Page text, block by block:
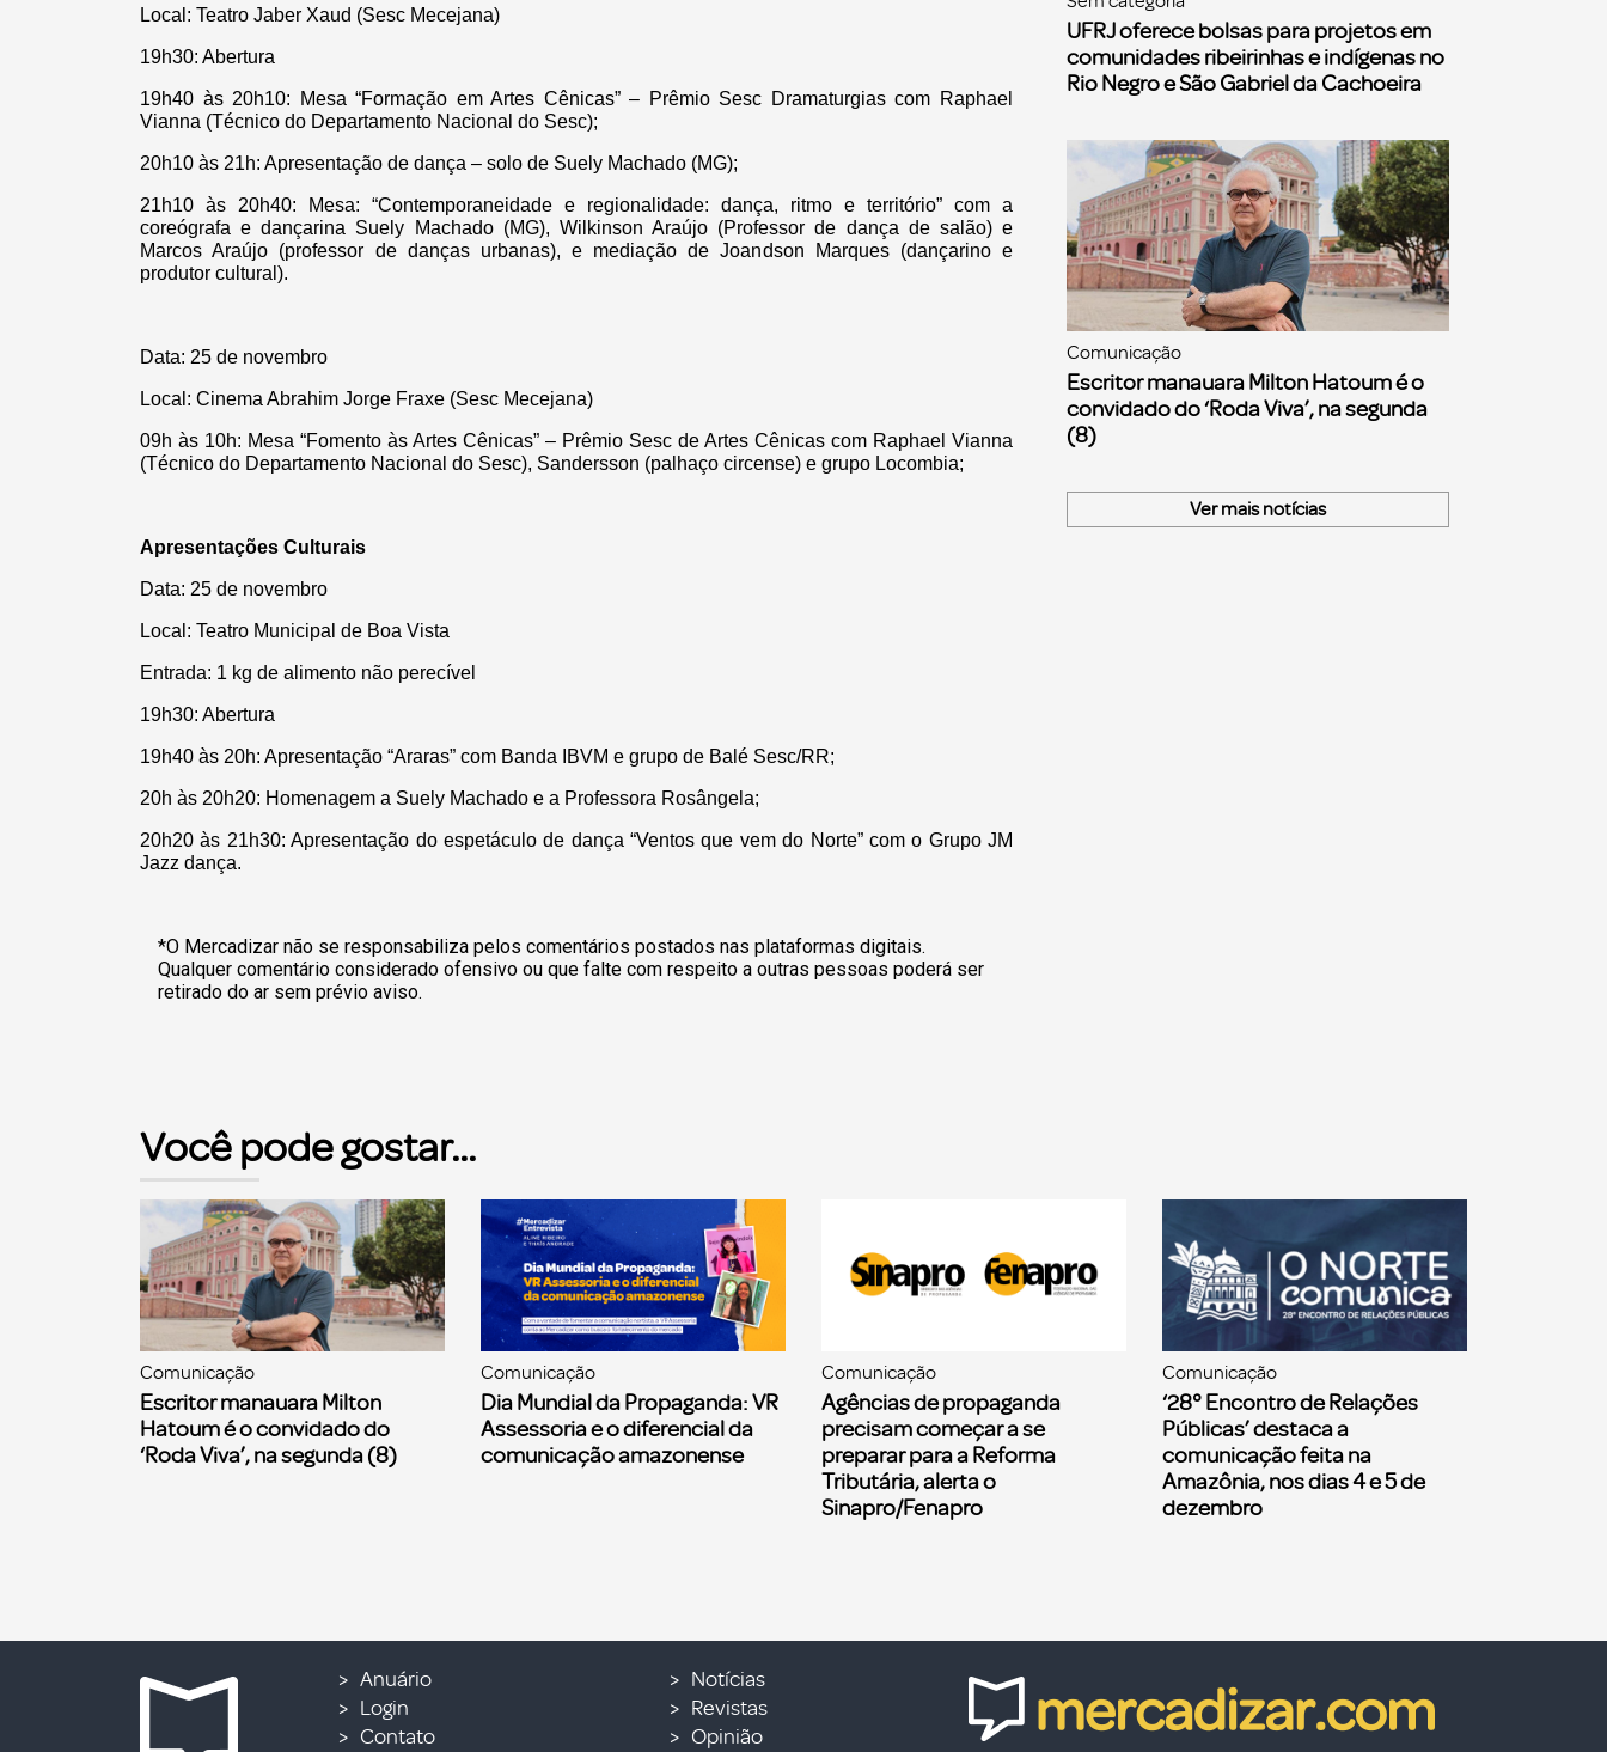
Local: Teatro Jaber Xaud (Sesc Mecejana)
19h30: Abertura
19h40 às 20h10: Mesa “Formação em Artes Cênicas” – Prêmio Sesc Dramaturgias com Raphael
Vianna (Técnico do Departamento Nacional do Sesc);
20h10 às 21h: Apresentação de dança – solo de Suely Machado (MG);
21h10 às 20h40: Mesa: “Contemporaneidade e regionalidade: dança, ritmo e território” com a
coreógrafa e dançarina Suely Machado (MG), Wilkinson Araújo (Professor de dança de salão) e
Marcos Araújo (professor de danças urbanas), e mediação de Joandson Marques (dançarino e
produtor cultural).
Data: 25 de novembro
Local: Cinema Abrahim Jorge Fraxe (Sesc Mecejana)
09h às 10h: Mesa “Fomento às Artes Cênicas” – Prêmio Sesc de Artes Cênicas com Raphael Vianna
(Técnico do Departamento Nacional do Sesc), Sandersson (palhaço circense) e grupo Locombia;
Apresentações Culturais
Data: 25 de novembro
Local: Teatro Municipal de Boa Vista
Entrada: 1 kg de alimento não perecível
19h30: Abertura
19h40 às 20h: Apresentação “Araras” com Banda IBVM e grupo de Balé Sesc/RR;
20h às 20h20: Homenagem a Suely Machado e a Professora Rosângela;
20h20 às 21h30: Apresentação do espetáculo de dança “Ventos que vem do Norte” com o Grupo JM
Jazz dança.
*O Mercadizar não se responsabiliza pelos comentários postados nas plataformas digitais.
Qualquer comentário considerado ofensivo ou que falte com respeito a outras pessoas poderá ser
retirado do ar sem prévio aviso.
UFRJ oferece bolsas para projetos em
comunidades ribeirinhas e indígenas no
Rio Negro e São Gabriel da Cachoeira
Comunicação
Escritor manauara Milton Hatoum é o
convidado do ‘Roda Viva’, na segunda
(8)
Ver mais notícias
Você pode gostar...
Comunicação
Escritor manauara Milton
Hatoum é o convidado do
‘Roda Viva’, na segunda (8)
Comunicação
Dia Mundial da Propaganda: VR
Assessoria e o diferencial da
comunicação amazonense
Comunicação
Agências de propaganda
precisam começar a se
preparar para a Reforma
Tributária, alerta o
Sinapro/Fenapro
Comunicação
‘28° Encontro de Relações
Públicas’ destaca a
comunicação feita na
Amazônia, nos dias 4 e 5 de
dezembro
Anuário
Login
Contato
Notícias
Revistas
Opinião